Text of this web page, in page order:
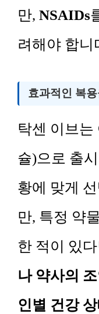
만, NSAIDs
려해야 합니
효과적인 복
탁센 이브는
슐)으로 출
황에 맞게
만, 특정 약
한 적이 있
나 약사의
인별 건강 상